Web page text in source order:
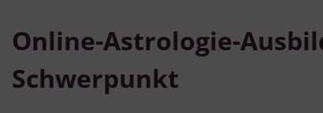
Online-Astrologie-
Schwerpunkt